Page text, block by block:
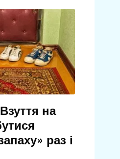
на
раз і